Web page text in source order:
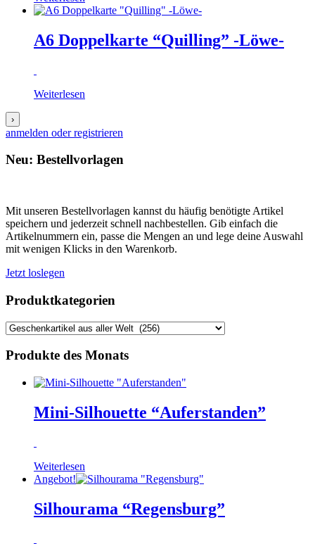
A6 Doppelkarte “Quilling” -Löwe-
Weiterlesen
›
anmelden oder registrieren
Neu: Bestellvorlagen
Mit unseren Bestellvorlagen kannst du häufig benötigte Artikel
speichern und jederzeit schnell nachbestellen. Gib einfach die
Artikelnummern ein, passe die Mengen an und lege deine Auswahl
mit wenigen Klicks in den Warenkorb.
Jetzt loslegen
Produktkategorien
Produkte des Monats
Mini-Silhouette “Auferstanden”
Weiterlesen
Angebot!
Silhourama “Regensburg”